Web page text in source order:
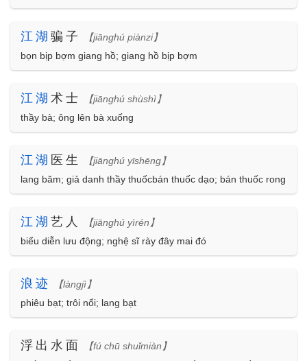
江 湖 骗子
【jiānghú piànzi】
bọn bịp bợm giang hồ; giang hồ bịp bợm
江 湖 术士
【jiānghú shùshì】
thầy bà; ông lên bà xuống
江 湖 医生
【jiānghú yīshēng】
lang băm; giả danh thầy thuốcbán thuốc dạo; bán thuốc rong
江 湖 艺人
【jiānghú yìrén】
biểu diễn lưu động; nghệ sĩ rày đây mai đó
浪 迹
【làngjì】
phiêu bạt; trôi nổi; lang bạt
浮出水面
【fú chū shuǐmiàn】